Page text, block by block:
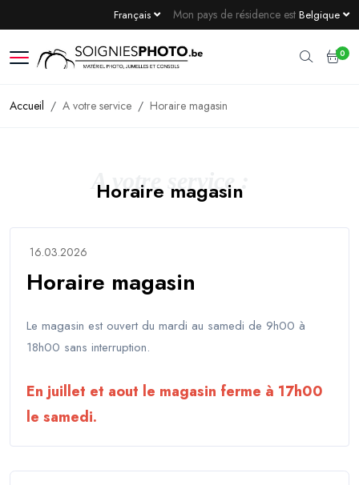
Mon pays de résidence est Belgique
Français
0
Accueil A votre service Horaire magasin
A votre service :
Horaire magasin
16.03.2026
Horaire magasin
Le magasin est ouvert du mardi au samedi de 9h00 à
18h00 sans interruption.
En juillet et aout le magasin ferme à 17h00
le samedi.